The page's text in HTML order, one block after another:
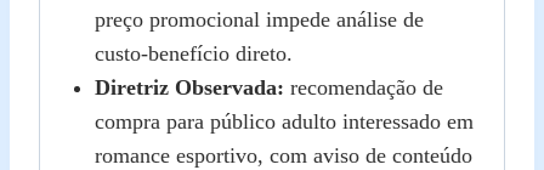
preço promocional impede análise de
custo‑benefício direto.
Diretriz Observada: recomendação de
compra para público adulto interessado em
romance esportivo, com aviso de conteúdo